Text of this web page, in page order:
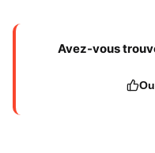
Avez-vous